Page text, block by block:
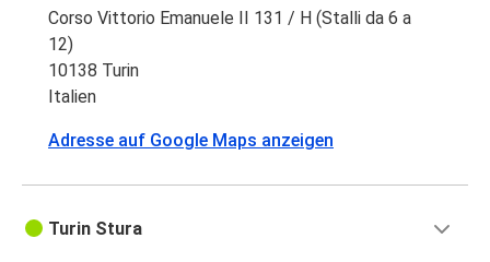
Corso Vittorio Emanuele II 131 / H (Stalli da 6 a
12)
10138 Turin
Italien
Adresse auf Google Maps anzeigen
Turin Stura